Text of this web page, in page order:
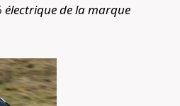
électrique de la marque